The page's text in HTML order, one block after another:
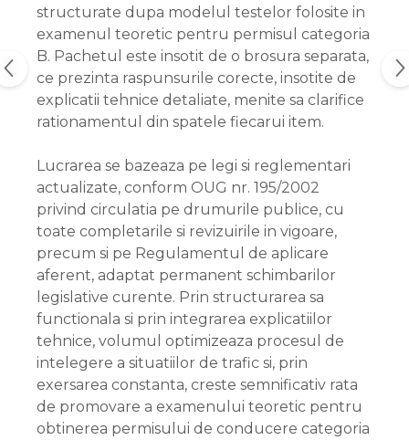
structurate dupa modelul testelor folosite in
examenul teoretic pentru permisul categoria
B. Pachetul este insotit de o brosura separata,
ce prezinta raspunsurile corecte, insotite de
explicatii tehnice detaliate, menite sa clarifice
rationamentul din spatele fiecarui item.
Lucrarea se bazeaza pe legi si reglementari
actualizate, conform OUG nr. 195/2002
privind circulatia pe drumurile publice, cu
toate completarile si revizuirile in vigoare,
precum si pe Regulamentul de aplicare
aferent, adaptat permanent schimbarilor
legislative curente. Prin structurarea sa
functionala si prin integrarea explicatiilor
tehnice, volumul optimizeaza procesul de
intelegere a situatiilor de trafic si, prin
exersarea constanta, creste semnificativ rata
de promovare a examenului teoretic pentru
obtinerea permisului de conducere categoria